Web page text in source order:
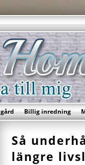
Billig inredning
Så
längre